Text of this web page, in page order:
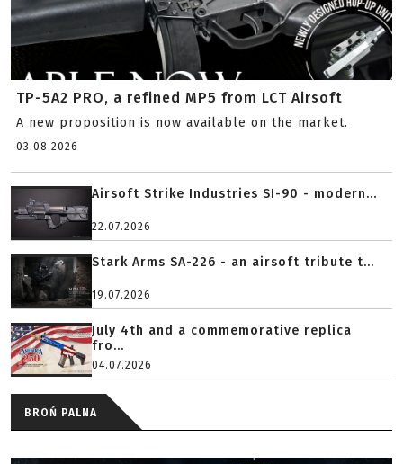
TP-5A2 PRO, a refined MP5 from LCT Airsoft
A new proposition is now available on the market.
03.08.2026
Airsoft Strike Industries SI-90 - modern...
22.07.2026
Stark Arms SA-226 - an airsoft tribute t...
19.07.2026
July 4th and a commemorative replica
fro...
04.07.2026
BROŃ PALNA